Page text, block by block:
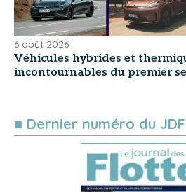
6 août 2026
Véhicules hybrides et
incontournables du premier
■ Dernier numéro du JDF